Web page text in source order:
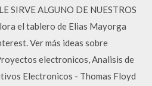
SIRVE ALGUNO DE NUESTROS
el tablero de Elias Mayorga
Ver más ideas sobre
electronicos, Analisis de
Electronicos - Thomas Floyd